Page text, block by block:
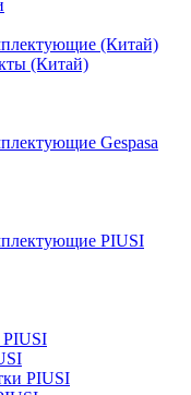
(Китай)
(Китай)
Gespasa
PIUSI
PIUSI
PIUSI